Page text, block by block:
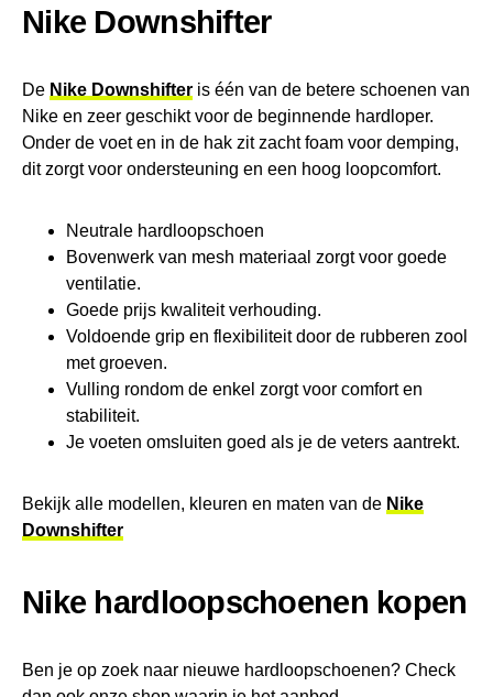
Nike Downshifter
De Nike Downshifter is één van de betere schoenen van
Nike en zeer geschikt voor de beginnende hardloper.
Onder de voet en in de hak zit zacht foam voor demping,
dit zorgt voor ondersteuning en een hoog loopcomfort.
Neutrale hardloopschoen
Bovenwerk van mesh materiaal zorgt voor goede
ventilatie.
Goede prijs kwaliteit verhouding.
Voldoende grip en flexibiliteit door de rubberen zool
met groeven.
Vulling rondom de enkel zorgt voor comfort en
stabiliteit.
Je voeten omsluiten goed als je de veters aantrekt.
Bekijk alle modellen, kleuren en maten van de Nike
Downshifter
Nike hardloopschoenen kopen
Ben je op zoek naar nieuwe hardloopschoenen? Check